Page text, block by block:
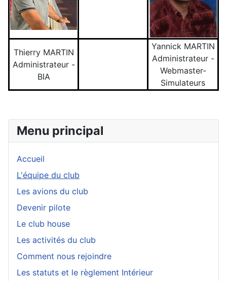
Thierry MARTIN
Administrateur -
BIA
Yannick MARTIN
Administrateur -
Webmaster-
Simulateurs
Menu principal
Accueil
L'équipe du club
Les avions du club
Devenir pilote
Le club house
Les activités du club
Comment nous rejoindre
Les statuts et le règlement Intérieur